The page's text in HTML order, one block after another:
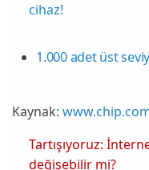
cihaz!
1.000 adet üst
Kaynak:
Tartışıyoruz:
değişebilir mi?